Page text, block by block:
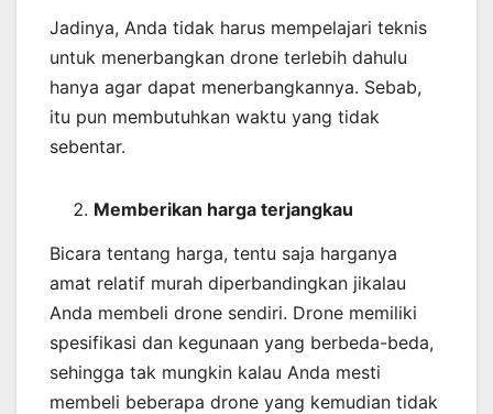
Jadinya, Anda tidak harus mempelajari teknis
untuk menerbangkan drone terlebih dahulu
hanya agar dapat menerbangkannya. Sebab,
itu pun membutuhkan waktu yang tidak
sebentar.
Memberikan harga terjangkau
Bicara tentang harga, tentu saja harganya
amat relatif murah diperbandingkan jikalau
Anda membeli drone sendiri. Drone memiliki
spesifikasi dan kegunaan yang berbeda-beda,
sehingga tak mungkin kalau Anda mesti
membeli beberapa drone yang kemudian tidak